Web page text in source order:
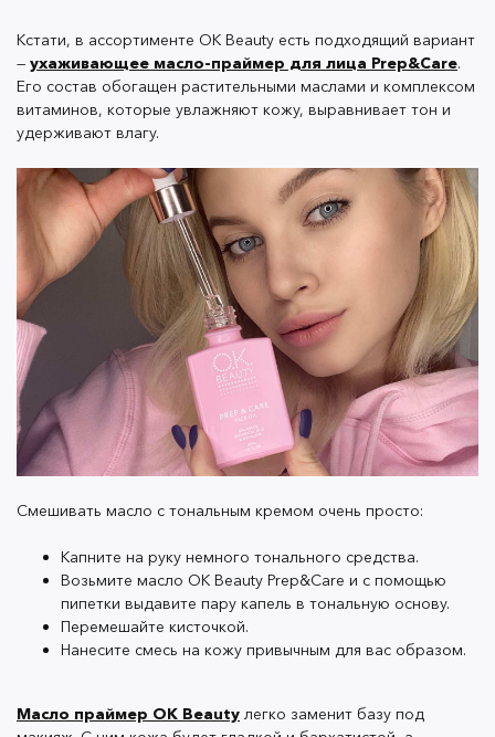
Масло праймер OK Beautyлегко заменит базу под
макияж. С ним кожа будет гладкой и бархатистой, а
остальная косметика выживет даже в экстремальную
жару.
Заменяем румяна и помаду на
тинты
Во время жары румяна и помады часто скатываются,
в результате чего приходится поправлять макияж
несколько раз за день. С тинтами таких проблем не
возникнет.
Например, тинты OK Beauty из линейки Color
Salute
Выбирайте любой оттенок— от персикового
Интенсивность цвета можно менять.
Кстати, в ассортименте OK Beauty есть подходящий вариант
— ухаживающее масло-праймер для лица Prep&Care.
Его состав обогащен растительными маслами и комплексом
витаминов, которые увлажняют кожу, выравнивает тон и
удерживают влагу.
Смешивать масло с тональным кремом очень просто:
Капните на руку немного тонального средства.
Возьмите масло OK Beauty Prep&Care и с помощью
пипетки выдавите пару капель в тональную основу.
Перемешайте кисточкой.
Нанесите смесь на кожу привычным для вас образом.
Масло праймер OK Beautyлегко заменит базу под